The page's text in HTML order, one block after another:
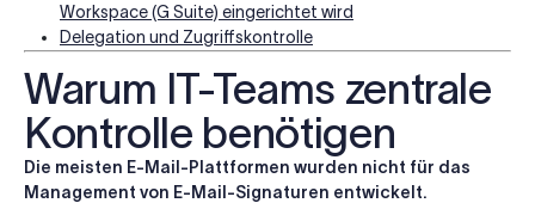
Workspace (G Suite) eingerichtet wird
Delegation und Zugriffskontrolle
Warum IT-Teams zentrale
Kontrolle benötigen
Die meisten E-Mail-Plattformen wurden nicht für das
Management von E-Mail-Signaturen entwickelt.